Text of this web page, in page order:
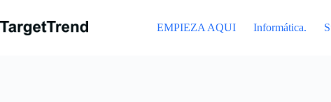
contenido
EMPIEZA AQUI Informática.